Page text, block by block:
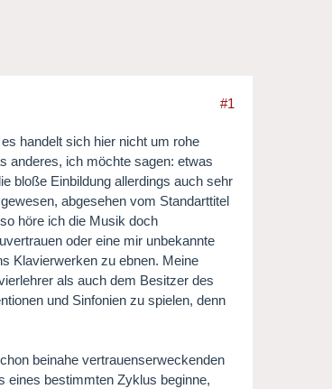
#1
handelt sich hier nicht um rohe
anderes, ich möchte sagen: etwas
bloße Einbildung allerdings auch sehr
abgesehen vom Standarttitel
höre ich die Musik doch
oder eine mir unbekannte
Klavierwerken zu ebnen. Meine
als auch dem Besitzer des
und Sinfonien zu spielen, denn
beinahe vertrauenserweckenden
eines bestimmten Zyklus beginne,